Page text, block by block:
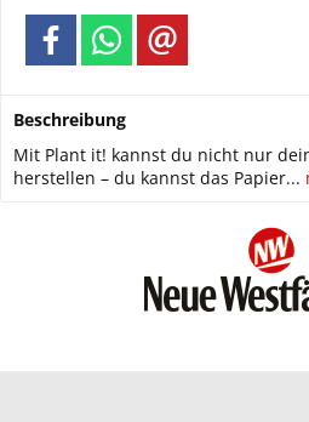
Beschreibung
Mit Plant it! kannst du nicht nur
herstellen – du kannst das Papier...